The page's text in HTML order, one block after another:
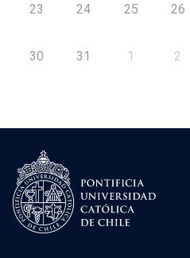
23 24 25 26
30 31 1 2